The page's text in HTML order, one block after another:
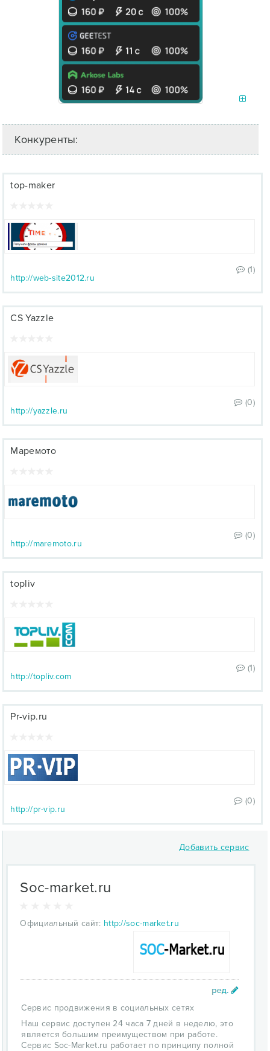
Конкуренты:
top-maker
(1)
http://web-site2012.ru
CS Yazzle
(0)
http://yazzle.ru
Маремото
(0)
http://maremoto.ru
topliv
(1)
http://topliv.com
Pr-vip.ru
(0)
http://pr-vip.ru
Добавить сервис
Soc-market.ru
Официальный сайт: http://soc-market.ru
Сервис продвижения в социальных сетях
Наш сервис доступен 24 часа 7 дней в неделю, это
является большим преимуществом при работе.
Сервис Soc-Market.ru работает по принципу полной